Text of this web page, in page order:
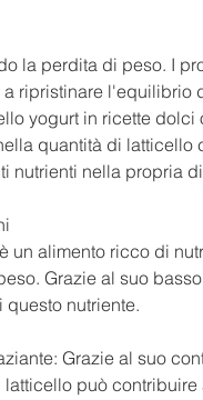
ripristinare l'equilibrio
yogurt in ricette dolci
quantità di latticello
nutrienti nella propria
un alimento ricco di
Grazie al suo
questo nutriente.
Grazie al suo
latticello può